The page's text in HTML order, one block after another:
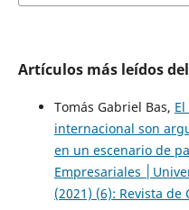
Artículos más leídos
Tomás Gabriel Bas,
internacional son
en un escenario de
Empresariales
(2021) (6): Revista de